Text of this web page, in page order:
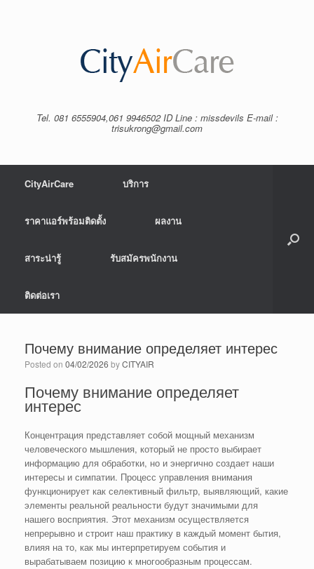
Tel. 081 6555904,061 9946502 ID Line : missdevils E-mail :
trisukrong@gmail.com
CityAirCare บริการ
ราคาแอร์พร้อมติดตั้ง ผลงาน
สาระน่ารู้ รับสมัครพนักงาน
ติดต่อเรา
Почему внимание определяет интерес
Posted on 04/02/2026 byCITYAIR
Почему внимание определяет
интерес
Концентрация представляет собой мощный механизм
человеческого мышления, который не просто выбирает
информацию для обработки, но и энергично создает наши
интересы и симпатии. Процесс управления внимания
функционирует как селективный фильтр, выявляющий, какие
элементы реальной реальности будут значимыми для
нашего восприятия. Этот механизм осуществляется
непрерывно и строит наш практику в каждый момент бытия,
влияя на то, как мы интерпретируем события и
вырабатываем позицию к многообразным процессам.